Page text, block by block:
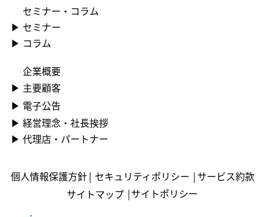
セミナー・コラム
▶ ︎セミナー
▶ コラム
企業概要
▶ ︎主要顧客
▶ ︎電子公告
▶ ︎︎経営理念・社長挨拶
▶ ︎︎代理店・パートナー
サイトマップ サイトポリシー
|
個人情報保護方針 セキュリティポリシー サービス約款
| |